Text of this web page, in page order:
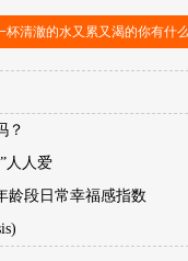
杯清澈的水又累又渴的你有什
？
人人爱
龄段日常幸福感指数